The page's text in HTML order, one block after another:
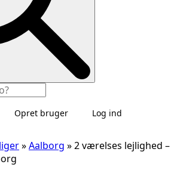
Opret bruger Log ind
»Aalborg »2 værelses lejlighed –